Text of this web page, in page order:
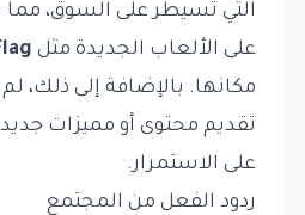
التي تسيطر على السوق،
على الألعاب الجديدة مثل
مكانها. بالإضافة إلى ذلك،
تقديم محتوى أو مميزات
على الاستمرار.
ردود الفعل من المجتمع